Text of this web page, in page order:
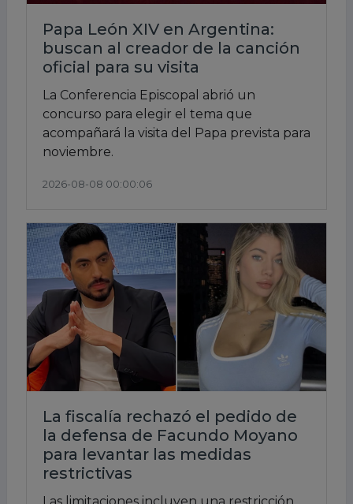
Papa León XIV en Argentina:
buscan al creador de la canción
oficial para su visita
La Conferencia Episcopal abrió un
concurso para elegir el tema que
acompañará la visita del Papa prevista para
noviembre.
2026-08-08 00:00:06
La fiscalía rechazó el pedido de
la defensa de Facundo Moyano
para levantar las medidas
restrictivas